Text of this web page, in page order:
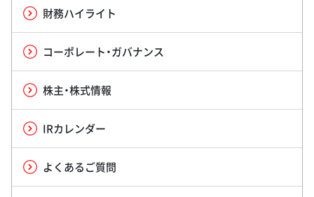
財務ハイライト
コーポレート・ガバナンス
株主・株式情報
IRカレンダー
よくあるご質問